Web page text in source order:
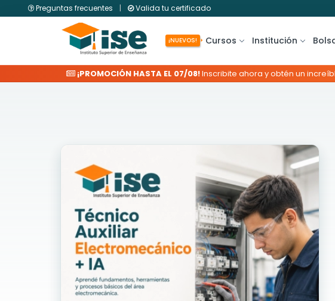
Preguntas frecuentes | Valida tu certificado
¡NUEVOS! Cursos Institución
¡PROMOCIÓN HASTA EL 07/08!Inscribite ahora y obtén un